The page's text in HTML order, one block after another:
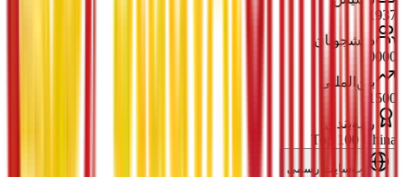
1937
دانشجویان
20000
بین‌المللی
1500
رتبه‌بندی
Top 100 China
وب‌سایت رسمی